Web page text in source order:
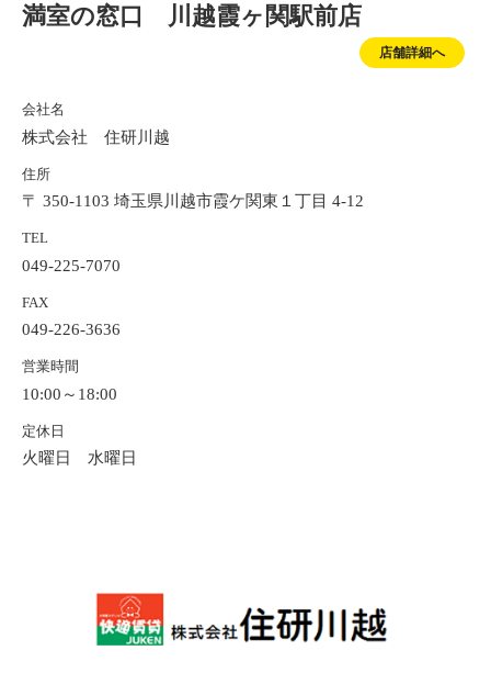
満室の窓口 川越霞ヶ関駅前店
店舗詳細へ
会社名
株式会社 住研川越
住所
〒 350-1103 埼玉県川越市霞ケ関東１丁目 4-12
TEL
049-225-7070
FAX
049-226-3636
営業時間
10:00～18:00
定休日
火曜日 水曜日